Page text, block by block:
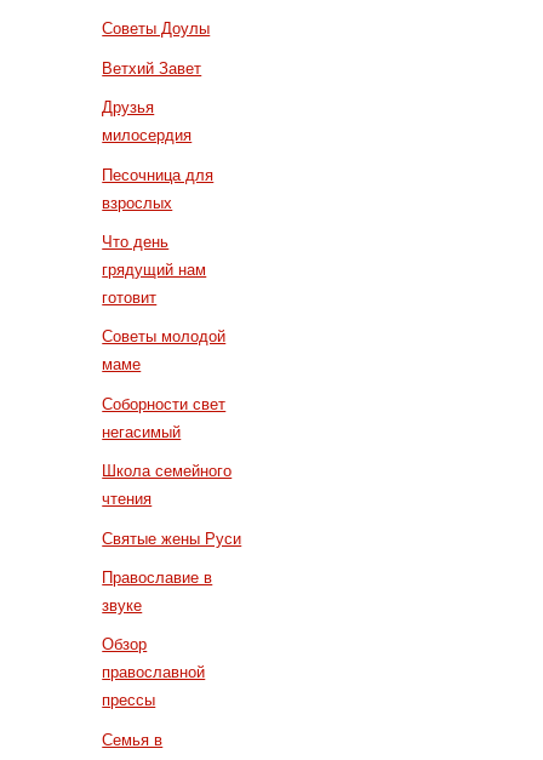
Советы Доулы
Ветхий Завет
Друзья
милосердия
Песочница для
взрослых
Что день
грядущий нам
готовит
Советы молодой
маме
Соборности свет
негасимый
Школа семейного
чтения
Святые жены Руси
Православие в
звуке
Обзор
православной
прессы
Семья в